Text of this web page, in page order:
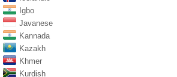
Igbo
Javanese
Kannada
Kazakh
Khmer
Kurdish